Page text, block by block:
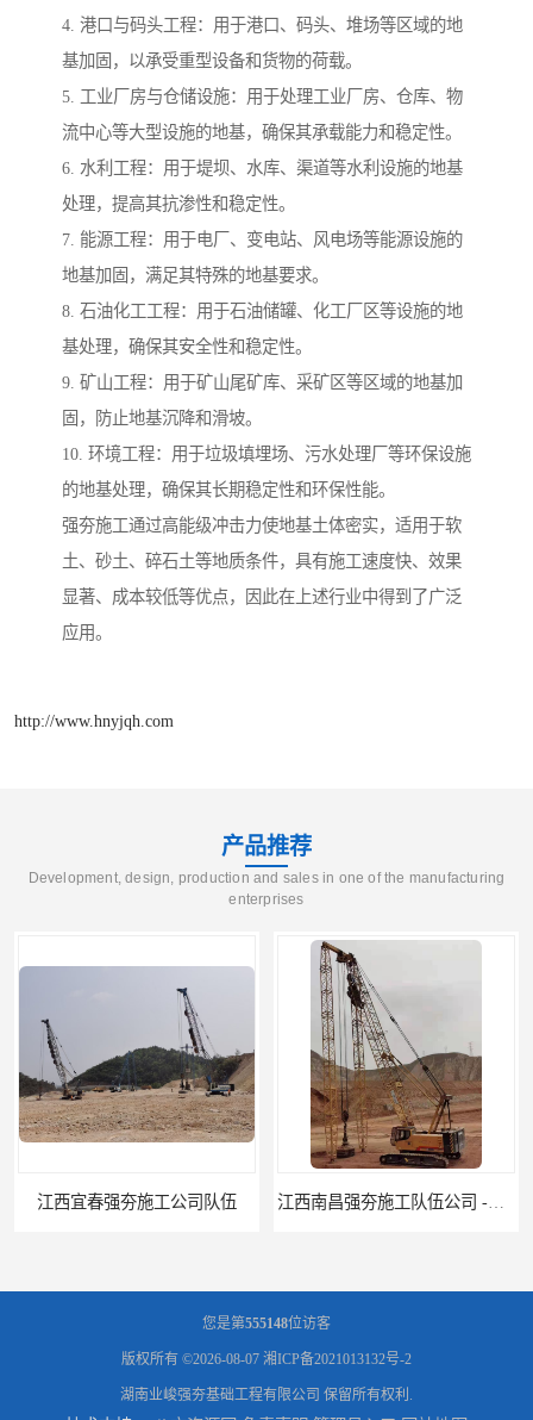
4. 港口与码头工程：用于港口、码头、堆场等区域的地
基加固，以承受重型设备和货物的荷载。
5. 工业厂房与仓储设施：用于处理工业厂房、仓库、物
流中心等大型设施的地基，确保其承载能力和稳定性。
6. 水利工程：用于堤坝、水库、渠道等水利设施的地基
处理，提高其抗渗性和稳定性。
7. 能源工程：用于电厂、变电站、风电场等能源设施的
地基加固，满足其特殊的地基要求。
8. 石油化工工程：用于石油储罐、化工厂区等设施的地
基处理，确保其安全性和稳定性。
9. 矿山工程：用于矿山尾矿库、采矿区等区域的地基加
固，防止地基沉降和滑坡。
10. 环境工程：用于垃圾填埋场、污水处理厂等环保设施
的地基处理，确保其长期稳定性和环保性能。
强夯施工通过高能级冲击力使地基土体密实，适用于软
土、砂土、碎石土等地质条件，具有施工速度快、效果
显著、成本较低等优点，因此在上述行业中得到了广泛
应用。
http://www.hnyjqh.com
产品推荐
Development, design, production and sales in one of the manufacturing
enterprises
江西南昌强夯施工队伍公司 -湖南业峻强夯基础工程 江西新余强夯施工队伍公司 —业峻强夯基础工程
您是第555148位访客
版权所有 ©2026-08-07 湘ICP备2021013132号-2
湖南业峻强夯基础工程有限公司 保留所有权利.